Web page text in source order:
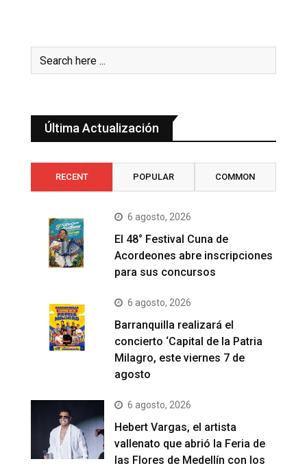
Última Actualización
RECENT POPULAR COMMON
6 agosto, 2026
El 48° Festival Cuna de
Acordeones abre inscripciones
para sus concursos
6 agosto, 2026
Barranquilla realizará el
concierto ‘Capital de la Patria
Milagro, este viernes 7 de
agosto
6 agosto, 2026
Hebert Vargas, el artista
vallenato que abrió la Feria de
las Flores de Medellín con los